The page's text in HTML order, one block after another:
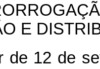
E
de 12 de